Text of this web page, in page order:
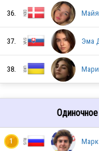
GBR
SUI
36.
37. Эма
38.
1